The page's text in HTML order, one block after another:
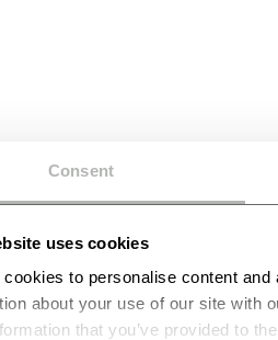
Consent
uses cookies
cookies to personalise content
about your use of our site with
that you’ve provided to
riesce a scongelare
in soli 9 minuti.